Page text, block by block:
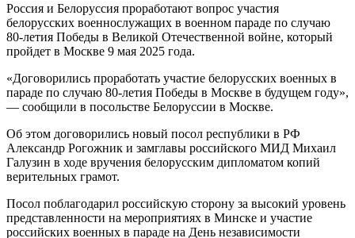
Россия и Белоруссия проработают вопрос участия
белорусских военнослужащих в военном параде по случаю
80-летия Победы в Великой Отечественной войне, который
пройдет в Москве 9 мая 2025 года.
«Договорились проработать участие белорусских военных в
параде по случаю 80-летия Победы в Москве в будущем году»,
— сообщили в посольстве Белоруссии в Москве.
Об этом договорились новый посол республики в РФ
Александр Рогожник и замглавы российского МИД Михаил
Галузин в ходе вручения белорусским дипломатом копий
верительных грамот.
Посол поблагодарил российскую сторону за высокий уровень
представленности на мероприятиях в Минске и участие
российских военных в параде на День независимости